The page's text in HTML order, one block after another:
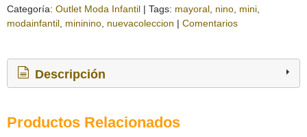
Categoría: Outlet Moda Infantil | Tags: mayoral nino mini
modainfantil mininino nuevacoleccion | Comentarios
Descripción
Productos Relacionados